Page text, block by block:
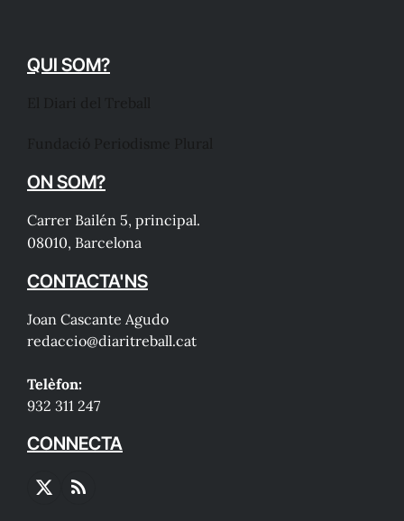
QUI SOM?
ON SOM?
Carrer Bailén 5, principal.
08010, Barcelona
CONTACTA'NS
Joan Cascante Agudo
redaccio@diaritreball.cat
Telèfon:
932 311 247
CONNECTA
X
RSS